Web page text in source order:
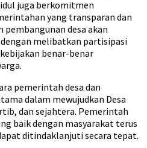
juga berkomitmen
yang transparan dan
desa akan
melibatkan partisipasi
benar-benar
pemerintah desa dan
dalam mewujudkan Desa
dan sejahtera. Pemerintah
baik dengan masyarakat terus
ditindaklanjuti secara tepat.